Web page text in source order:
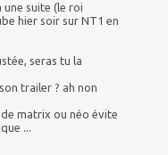
suite (le roi
hier soir sur NT1 en
seras tu la
trailer ? ah non
matrix ou néo évite
...